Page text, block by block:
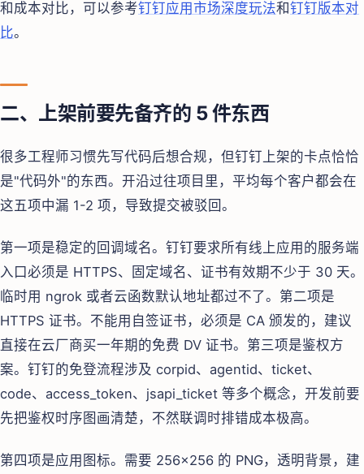
和成本对比，可以参考钉钉应用市场深度玩法和钉钉版本对
比。
二、上架前要先备齐的 5 件东西
很多工程师习惯先写代码后想合规，但钉钉上架的卡点恰恰
是"代码外"的东西。开沿过往项目里，平均每个客户都会在
这五项中漏 1-2 项，导致提交被驳回。
第一项是稳定的回调域名。钉钉要求所有线上应用的服务端
入口必须是 HTTPS、固定域名、证书有效期不少于 30 天。
临时用 ngrok 或者云函数默认地址都过不了。第二项是
HTTPS 证书。不能用自签证书，必须是 CA 颁发的，建议
直接在云厂商买一年期的免费 DV 证书。第三项是鉴权方
案。钉钉的免登流程涉及 corpid、agentid、ticket、
code、access_token、jsapi_ticket 等多个概念，开发前要
先把鉴权时序图画清楚，不然联调时排错成本极高。
第四项是应用图标。需要 256×256 的 PNG，透明背景，建